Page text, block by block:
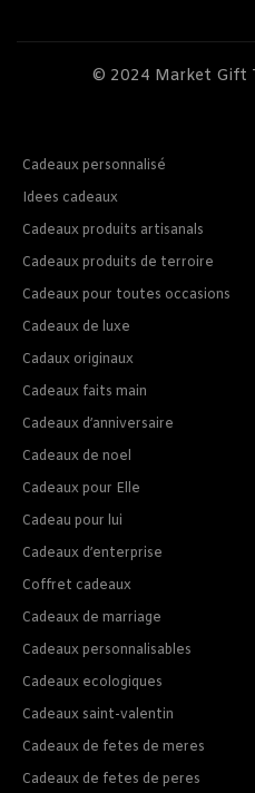
© 2024 Market Gift
Cadeaux personnalisé
Idees cadeaux
Cadeaux produits artisanals
Cadeaux produits de terroire
Cadeaux pour toutes occasions
Cadeaux de luxe
Cadaux originaux
Cadeaux faits main
Cadeaux d’anniversaire
Cadeaux de noel
Cadeaux pour Elle
Cadeau pour lui
Cadeaux d’enterprise
Coffret cadeaux
Cadeaux de marriage
Cadeaux personnalisables
Cadeaux ecologiques
Cadeaux saint-valentin
Cadeaux de fetes de meres
Cadeaux de fetes de peres